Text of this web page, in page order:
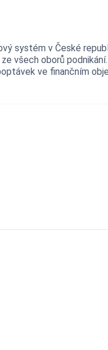
systém v České
všech oborů podnikání.
ve finančním